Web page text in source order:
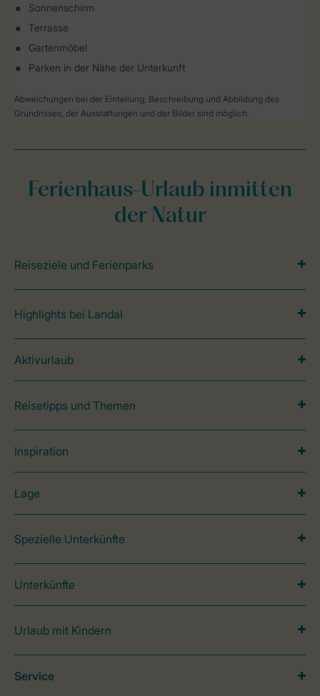
Sonnenschirm
Terrasse
Gartenmöbel
Parken in der Nähe der Unterkunft
Abweichungen bei der Einteilung, Beschreibung und Abbildung des
Grundrisses, der Ausstattungen und der Bilder sind möglich.
Ferienhaus-Urlaub inmitten
der Natur
Reiseziele und Ferienparks
Highlights bei Landal
Aktivurlaub
Reisetipps und Themen
Inspiration
Lage
Spezielle Unterkünfte
Unterkünfte
Urlaub mit Kindern
Service